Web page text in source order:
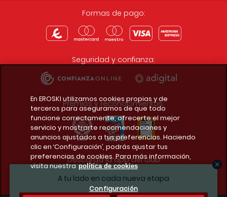
A tu lado en cada nueva etapa
Formas de pago:
Seguridad y confianza:
Premios y reconocimientos:
Descarga la app del club
En EROSKI utilizamos cookies propias y de
terceros para asegurarnos de que todo
funcione correctamente, ofrecerte el mejor
servicio y mostrarte recomendaciones y
anuncios ajustados a tus preferencias. Haciendo
clic en ‘Configuración’, podrás ajustar tus
preferencias de cookies. Para más información,
visita nuestra política de cookies
Configuración